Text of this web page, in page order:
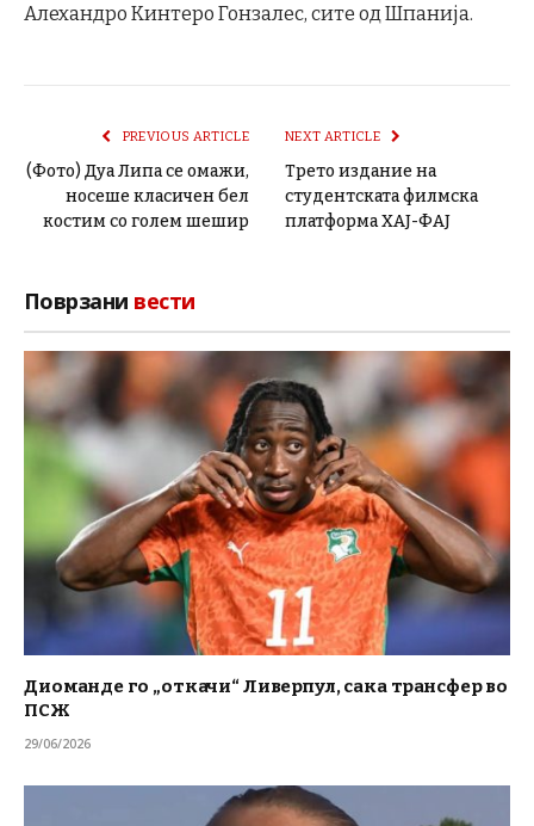
Алехандро Кинтеро Гонзалес, сите од Шпанија.
PREVIOUS ARTICLE
(Фото) Дуа Липа се омажи,
носеше класичен бел
костим со голем шешир
NEXT ARTICLE
Трето издание на
студентската филмска
платформа ХАЈ-ФАЈ
Поврзани вести
Диоманде го „откачи“ Ливерпул, сака трансфер во
ПСЖ
29/06/2026